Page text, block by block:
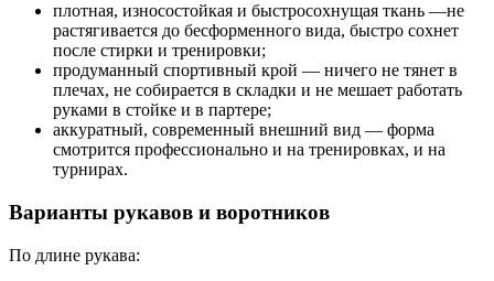
плотная, износостойкая и быстросохнущая ткань —не
растягивается до бесформенного вида, быстро сохнет
после стирки и тренировки;
продуманный спортивный крой — ничего не тянет в
плечах, не собирается в складки и не мешает работать
руками в стойке и в партере;
аккуратный, современный внешний вид — форма
смотрится профессионально и на тренировках, и на
турнирах.
Варианты рукавов и воротников
По длине рукава: